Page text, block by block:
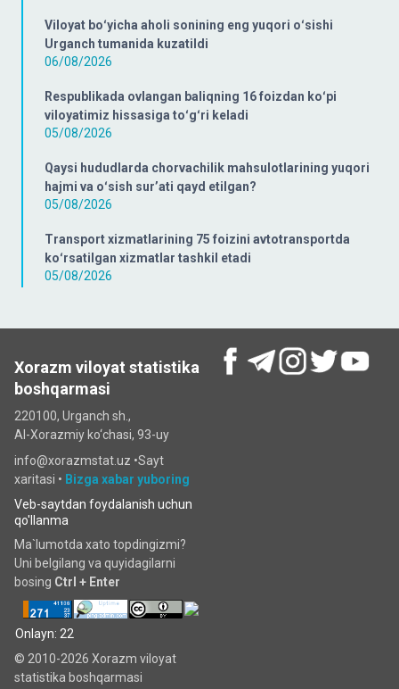
Viloyat boʻyicha aholi sonining eng yuqori oʻsishi
Urganch tumanida kuzatildi
06/08/2026
Respublikada ovlangan baliqning 16 foizdan koʻpi
viloyatimiz hissasiga toʻgʻri keladi
05/08/2026
Qaysi hududlarda chorvachilik mahsulotlarining yuqori
hajmi va oʻsish surʼati qayd etilgan?
05/08/2026
Transport xizmatlarining 75 foizini avtotransportda
koʻrsatilgan xizmatlar tashkil etadi
05/08/2026
Xorazm viloyat statistika
boshqarmasi
220100, Urganch sh.,
Al-Xorazmiy ko‘chаsi, 93-uy
info@xorazmstat.uz •Sayt
xaritasi • Bizga xabar yuboring
Veb-saytdan foydalanish uchun
qo'llanma
Ma`lumotda xato topdingizmi?
Uni belgilang va quyidagilarni
bosing Ctrl + Enter
Onlayn: 22
© 2010-2026 Xorazm viloyat
statistika boshqarmasi